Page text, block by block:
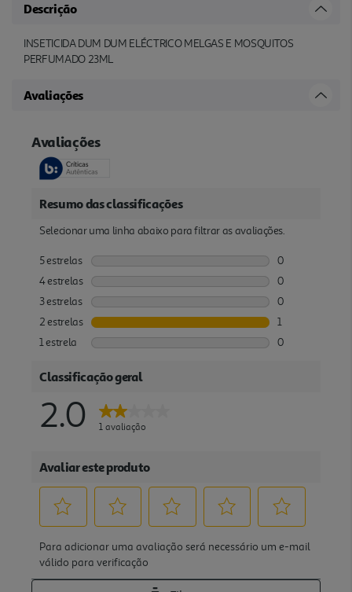
Descrição
INSETICIDA DUM DUM ELÉCTRICO MELGAS E MOSQUITOS
PERFUMADO 23ML
Avaliações